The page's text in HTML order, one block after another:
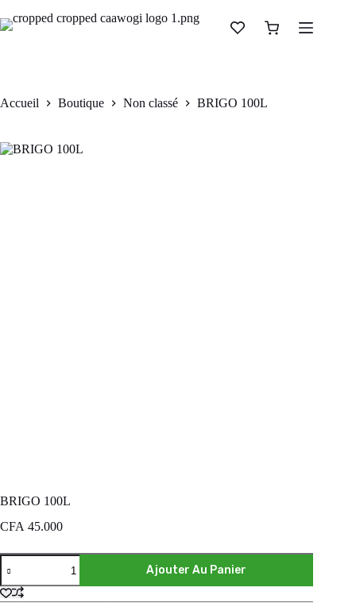
BRIGO 100L
Ajouter au panier
Accueil Boutique Non classé BRIGO 100L
BRIGO 100L
CFA 45.000
Ajouter Au Panier